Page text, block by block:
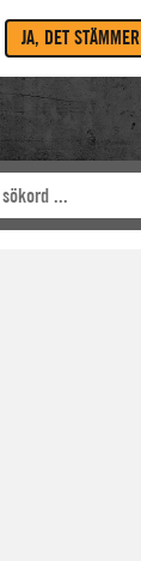
JA, DET STÄMMER